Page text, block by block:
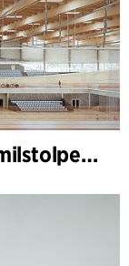
Aarhus-Hallen når en viktig milstolpe i den pågående skissprocessen